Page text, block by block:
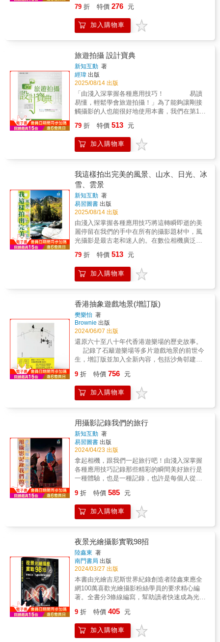
性，變成運用自如的元素，讓你一週完成一個
目標，一年內掌握街頭攝影的所有面向。從此
你的街頭攝影作品將不再充滿隨機性，而是完
與處理形式，同時也是52堂的街拍工作坊，教
你如何在街拍過程中發揮屬於自己的創造力。
這本書是一年份的攝影實習計畫，每週交給你
一項攝影委託案，透過任務概念的說明，讓你
利用瞬息萬變的街頭元素，拍出令人驚豔、意
義豐富的影像，包括尋找特殊倒影、營造都市
層次、運用抽象手法，以及盲拍實驗等。不論
你是正要開始嘗試街頭攝影，還是街拍創作遇
到了瓶頸，這本書都能提供具體的目標和靈
79 折 特價 276 元
加入購物車
旅遊拍攝 設計寶典
新知互動 著
經瑋 出版
2025/08/14 出版
「由淺入深掌握各種應用技巧！ 易讀
易懂，輕鬆學會旅遊拍攝！」為了能夠讓剛接
觸攝影的人也能很好地使用本書，我們在第1章
介紹了旅遊攝影的基礎和進階知識，從第3章開
始，我們將旅遊攝影的拍攝主體劃分開來，並
根據不同的拍攝主體舉例講解相應的攝影技
更加貼近生活，並做到條理分明。為了不使讀
者感到枯燥乏味，書中配以大量的人物和風景
美圖，希望大家在閱讀和學習的同時，也能夠
得到視覺上的充分享受。而分佈在段落之間的
小提示，又能使大家學習到更多的知識。本書
適合於數位攝影愛好者、旅遊愛好者閱讀使
用。
79 折 特價 513 元
加入購物車
我這樣拍出完美的風景、山水、日光、冰
雪、雲景
新知互動 著
易習圖書 出版
2025/08/14 出版
由淺入深掌握各種應用技巧將這轉瞬即逝的美
麗停留在我們的手中在所有的攝影題材中，風
光攝影是最古老和迷人的。在數位相機廣泛普
生活的藝術，而風光攝影仍然是攝影專業人士
與愛好者們最熱衷的重要題材。因為世間萬事
萬物永遠是拍不完的，花開花落，四季輪
能把這些不斷變化中的美記錄成為永恆，該是
多令人興奮的事情。完美的風光攝影作品不僅
僅是將鏡頭對準有魅力的景物就可以完成的。
作為一名攝影者，有一雙發現美的眼睛當然是
好事，但這還遠遠不夠，還需要有嫻熟的攝影
技巧。只有將眼中所見的美景，結合自己的深
切體會，通過扎實的攝影技術將其表現出來，
才能讓觀者感受到照片中景物的美，形成一種
共鳴。希望讀者閱讀之後能夠拍出完美的風景
用其中的拍攝技巧並持之以恆，相信您也能拍
出屬於自己的完美風光作品。
79 折 特價 513 元
加入購物車
香港抽象遊戲地景(增訂版)
樊樂怡 著
Brownie 出版
2024/06/07 出版
還原六十至八十年代香港遊樂場的歷史故事。
記錄了石籬遊樂場等多片遊戲地景的前世今
生，增訂版並加入全新內容，包括沙角邨建築
繼續延伸討論。 在1960年代末，美籍藝術家
Paul Selinger創造了香港第一個雕塑遊樂場。
隨後二十年，一片片受現代建築、藝術和教育
察、搜尋文獻、收集設計者和公眾的記憶，努
力還原了多個60至80年代遊樂場的故事，並嘗
試梳理遊樂空間與國際潮流及香港社會發展的
關係。 《香港抽象遊戲地景》增訂版除加入全
新內容，並由原班人馬重新設計成輕便版本，
方便讀者攜着書在城市穿梭。 名人推薦
「樊樂怡通過這研究整理出的資訊和理解的框
架，本身已是對香港城巿研究的一大貢獻，且
達專業研究者的水平，而本書肯定會是傳世和
── 黃宇軒（城巿研究學者、香港中文大學講
師） & 「樊樂怡這本書，也是某種社會創新，
讓我們更認識處身的城巿，為香港遊樂場的發
黃英琦（創不同協作創辨人及主席） &
9 折 特價 756 元
加入購物車
用攝影記錄我們的旅行
新知互動 著
易習圖書 出版
2024/04/23 出版
拿起相機，跟我們一起旅行吧！由淺入深掌握
各種應用技巧記錄那些精彩的瞬間美好旅行是
一種體驗，也是一種記錄，也許是每個人從孩
刻，與我們隨行的除了那些必須的旅行配備
外，還多了我們手中的相機。它把我們到過的
每一塊土地，用最真實的畫面記錄了下來，讓
於現在的大多數旅遊攝影者來說，卻也已經不
再單單是一種記錄，更多的是希望在旅途中拍
攝的照片能夠意義深遠。我們所到過的每一個
地方都有著它自己獨特的景色、特點和氛圍，
如果希望在旅途中拍攝的照片能夠意義深遠，
那麼這些照片一定是具體地表現了我們所到過
的某個地方的特質，而且要比文字的記錄和描
繪豐富得多。有些時候，我們不可能長時間地
記住春天花園裡的味道和聲音，也不可能留住
間感受微風拂面的愜意，面對野生黑熊的戰
慄，第一次峽谷漂流的緊張等情緒。正是有了
9 折 特價 585 元
加入購物車
夜景光繪攝影實戰98招
陸鑫東 著
南門書局 出版
2024/03/27 出版
本書由光繪吉尼斯世界紀錄創造者陸鑫東應全
網100萬喜歡光繪攝影粉絲學員的要求精心編
著。全書分3條線編寫，幫助讀者快速成為光繪
介紹了適合拍攝光繪的手機和相機，以及拍攝
光繪的道具，包括手機手電筒、光筆、光刀、
光刷、光繪棒以及補光燈等，幫助讀者快速瞭
9 折 特價 405 元
加入購物車